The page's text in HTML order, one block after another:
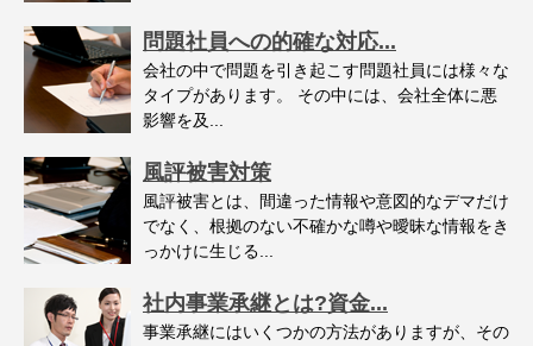
問題社員への的確な対応...
会社の中で問題を引き起こす問題社員には様々な
タイプがあります。 その中には、会社全体に悪
影響を及...
風評被害対策
風評被害とは、間違った情報や意図的なデマだけ
でなく、根拠のない不確かな噂や曖昧な情報をき
っかけに生じる...
社内事業承継とは?資金...
事業承継にはいくつかの方法がありますが、その